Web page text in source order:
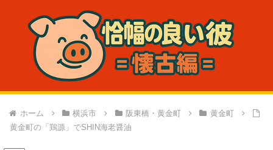
ホーム 横浜市 阪東橋・黄金町
黄金町
黄金町の「鶏源」でSHIN海老醤油